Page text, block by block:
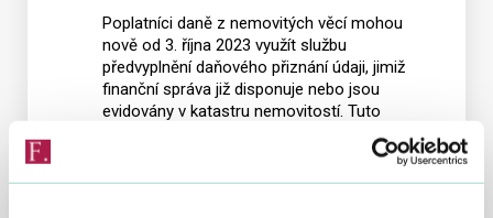
Poplatníci daně z nemovitých věcí mohou
nově od 3. října 2023 využít službu
předvyplnění daňového přiznání údaji, jimiž
finanční správa již disponuje nebo jsou
evidovány v katastru nemovitostí. Tuto
v pilotním provozu nově spuštěnou službu
mohou využít pouze uživatelé daňové